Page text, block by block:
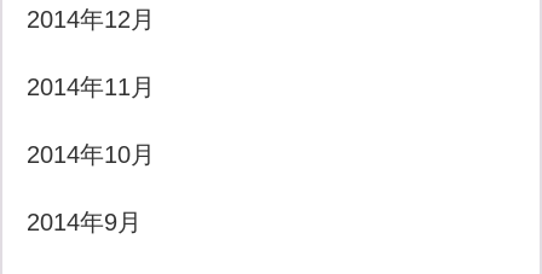
2014年12月
2014年11月
2014年10月
2014年9月